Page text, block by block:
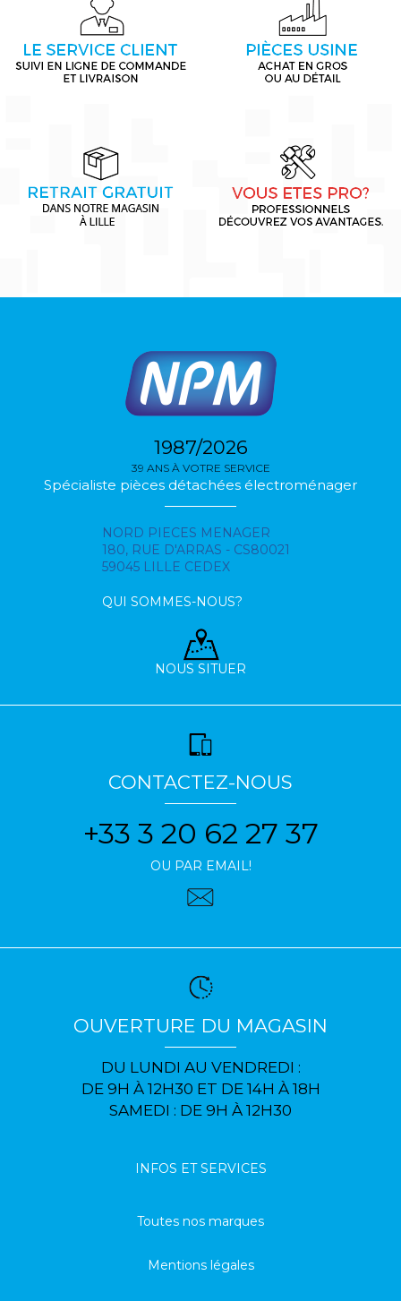
1987/2026
39 ANS À VOTRE SERVICE
Spécialiste pièces détachées électroménager
NORD PIECES MENAGER
180, RUE D'ARRAS - CS80021
59045 LILLE CEDEX
QUI SOMMES-NOUS?
NOUS SITUER
CONTACTEZ-NOUS
+33 3 20 62 27 37
OU PAR EMAIL!
OUVERTURE DU MAGASIN
DU LUNDI AU VENDREDI :
DE 9H À 12H30 ET DE 14H À 18H
SAMEDI : DE 9H À 12H30
INFOS ET SERVICES
Toutes nos marques
Mentions légales